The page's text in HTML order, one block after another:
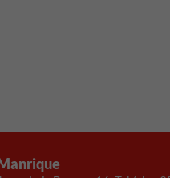
necesarias
para que